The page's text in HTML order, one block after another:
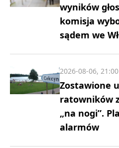
wyników
komisja
sądem we
Zostawione
ratowników
„na nogi”.
alarmów
2026-08-06, 21:00